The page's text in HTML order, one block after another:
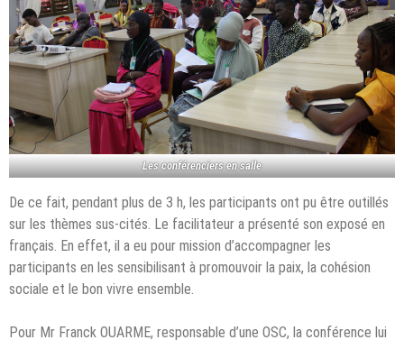
Les conférenciers en salle
De ce fait, pendant plus de 3 h, les participants ont pu être outillés
sur les thèmes sus-cités. Le facilitateur a présenté son exposé en
français. En effet, il a eu pour mission d’accompagner les
participants en les sensibilisant à promouvoir la paix, la cohésion
sociale et le bon vivre ensemble.
Pour Mr Franck OUARME, responsable d’une OSC, la conférence lui